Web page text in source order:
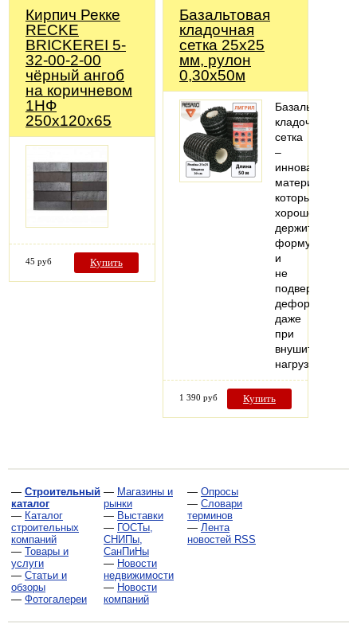
Кирпич Рекке
RECKE
BRICKEREI 5-
32-00-2-00
чёрный ангоб
на коричневом
1НФ
250х120х65
45 руб Купить
Базальтовая
кладочная
сетка 25х25
мм, рулон
0,30х50м
Базальтовая
кладочная
сетка
–
материал,
который
хорошо
держит
форму
и
не
подвержен
деформации
даже
при
внушительных
нагрузках.
1 390 руб Купить
— Строительный
каталог
— Каталог
строительных
компаний
— Товары и
услуги
— Статьи и
обзоры
— Фотогалереи
— Магазины и
рынки
— Выставки
— ГОСТы,
СНИПы,
СанПиНы
— Новости
недвижимости
— Новости
компаний
— Опросы
— Словари
терминов
— Лента
новостей RSS